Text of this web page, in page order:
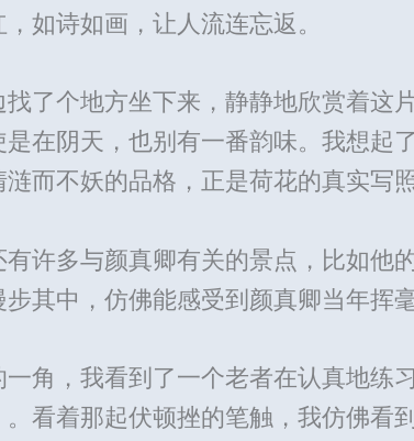
如诗如画，让人流连忘返。
找了个地方坐下来，静静地欣赏着这
是在阴天，也别有一番韵味。我想起
而不妖的品格，正是荷花的真实写照
有许多与颜真卿有关的景点，比如他
其中，仿佛能感受到颜真卿当年挥
一角，我看到了一个老者在认真地练
。看着那起伏顿挫的笔触，我仿佛看